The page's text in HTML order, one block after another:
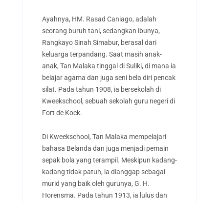
Ayahnya, HM. Rasad Caniago, adalah
seorang buruh tani, sedangkan ibunya,
Rangkayo Sinah Simabur, berasal dari
keluarga terpandang. Saat masih anak-
anak, Tan Malaka tinggal di Suliki, di mana ia
belajar agama dan juga seni bela diri pencak
silat. Pada tahun 1908, ia bersekolah di
Kweekschool, sebuah sekolah guru negeri di
Fort de Kock.
Di Kweekschool, Tan Malaka mempelajari
bahasa Belanda dan juga menjadi pemain
sepak bola yang terampil. Meskipun kadang-
kadang tidak patuh, ia dianggap sebagai
murid yang baik oleh gurunya, G. H.
Horensma. Pada tahun 1913, ia lulus dan